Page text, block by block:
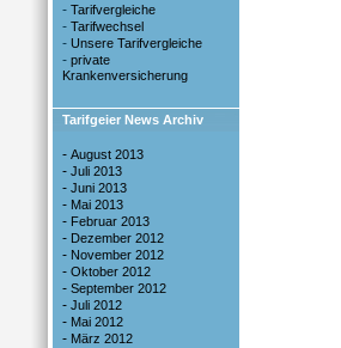
- Tarifvergleiche
- Tarifwechsel
- Unsere Tarifvergleiche
- private
Krankenversicherung
Tarifgeier News Archiv
- August 2013
- Juli 2013
- Juni 2013
- Mai 2013
- Februar 2013
- Dezember 2012
- November 2012
- Oktober 2012
- September 2012
- Juli 2012
- Mai 2012
- März 2012